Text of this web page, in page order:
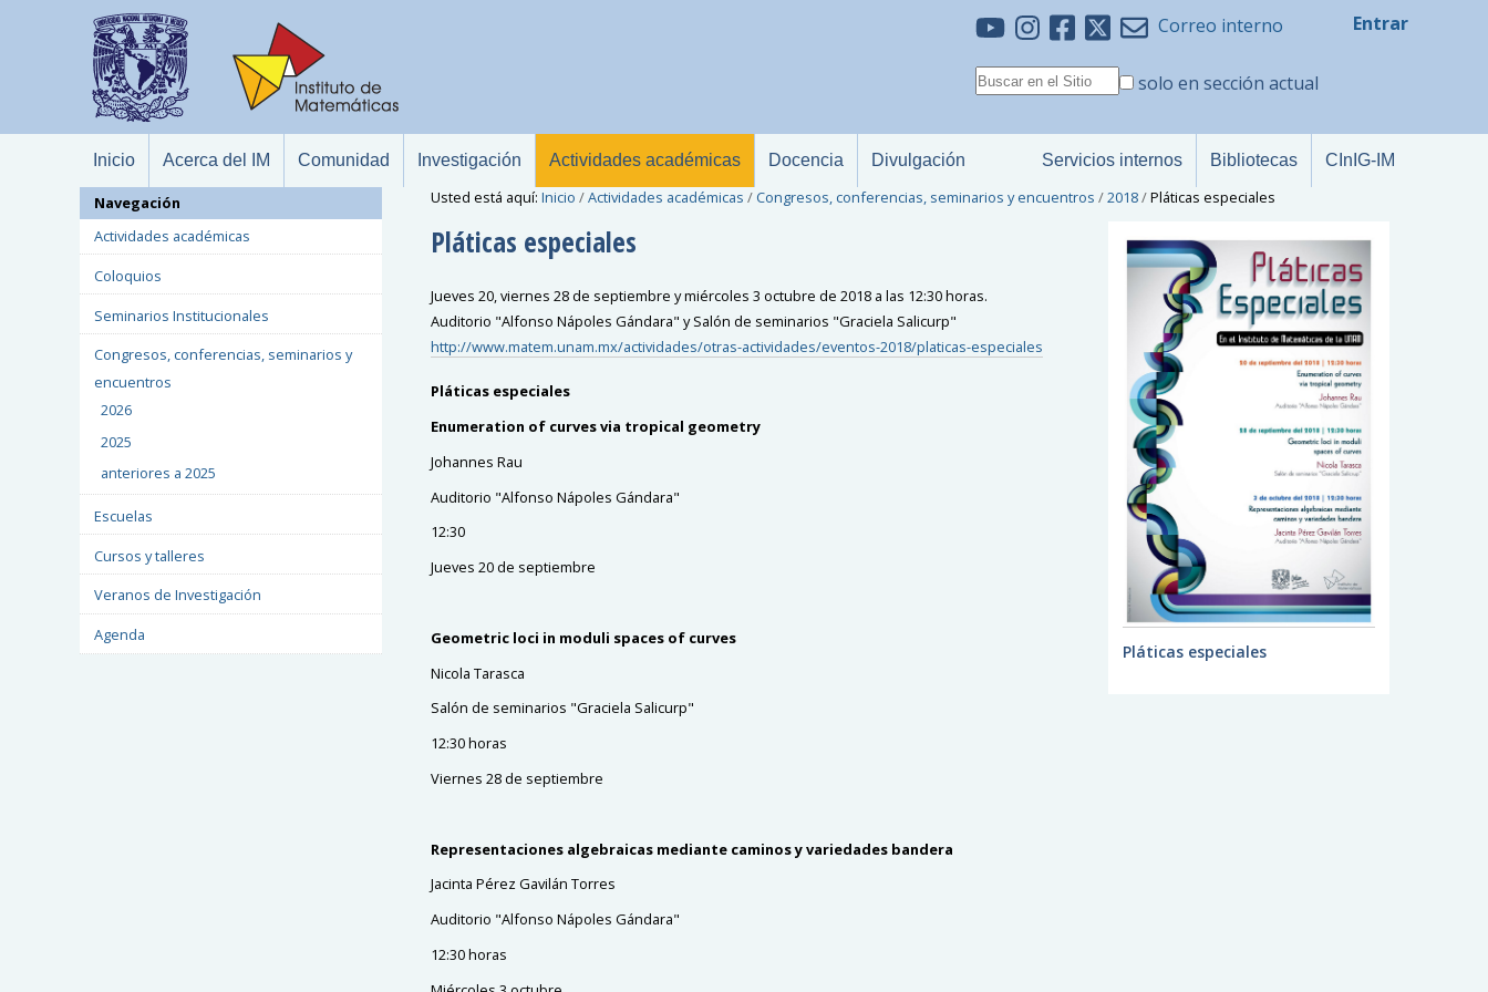
Correo interno
solo en sección actual
Entrar
Inicio Acerca del IM Comunidad Investigación Actividades académicas Docencia Divulgación Servicios internos Bibliotecas CInIG-IM
Usted está aquí: Inicio /Actividades académicas / Congresos, conferencias, seminarios y encuentros /2018/Pláticas especiales
Pláticas especiales
Jueves 20, viernes 28 de septiembre y miércoles 3 octubre de 2018 a las 12:30 horas.
Auditorio "Alfonso Nápoles Gándara" y Salón de seminarios "Graciela Salicurp"
http://www.matem.unam.mx/actividades/otras-actividades/eventos-2018/platicas-especiales
Pláticas especiales
Enumeration of curves via tropical geometry
Johannes Rau
Auditorio "Alfonso Nápoles Gándara"
12:30
Jueves 20 de septiembre
Geometric loci in moduli spaces of curves
Nicola Tarasca
Salón de seminarios "Graciela Salicurp"
12:30 horas
Viernes 28 de septiembre
Representaciones algebraicas mediante caminos y variedades bandera
Jacinta Pérez Gavilán Torres
Auditorio "Alfonso Nápoles Gándara"
12:30 horas
Pláticas especiales
Navegación
Actividades académicas
Coloquios
Seminarios Institucionales
Congresos, conferencias, seminarios y
encuentros
2026
2025
anteriores a 2025
Escuelas
Cursos y talleres
Veranos de Investigación
Agenda